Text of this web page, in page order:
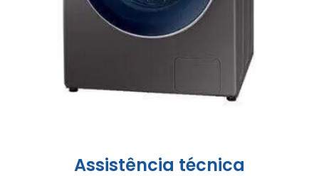
Assistência técnica